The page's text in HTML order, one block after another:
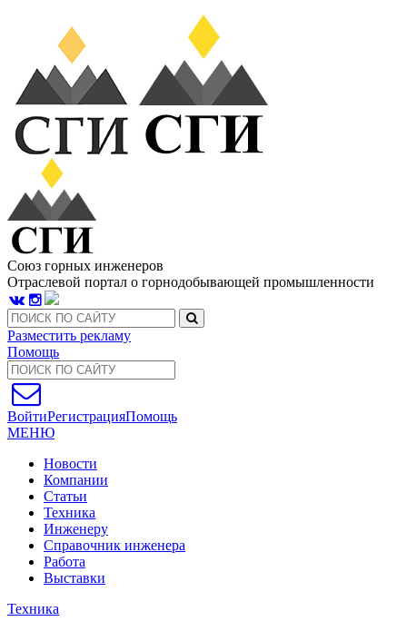
Союз горных инженеров
Отраслевой портал о горнодобывающей промышленности
Разместить рекламу
Помощь
ВойтиРегистрацияПомощь
МЕНЮ
Новости
Компании
Статьи
Техника
Инженеру
Справочник инженера
Работа
Выставки
Техника